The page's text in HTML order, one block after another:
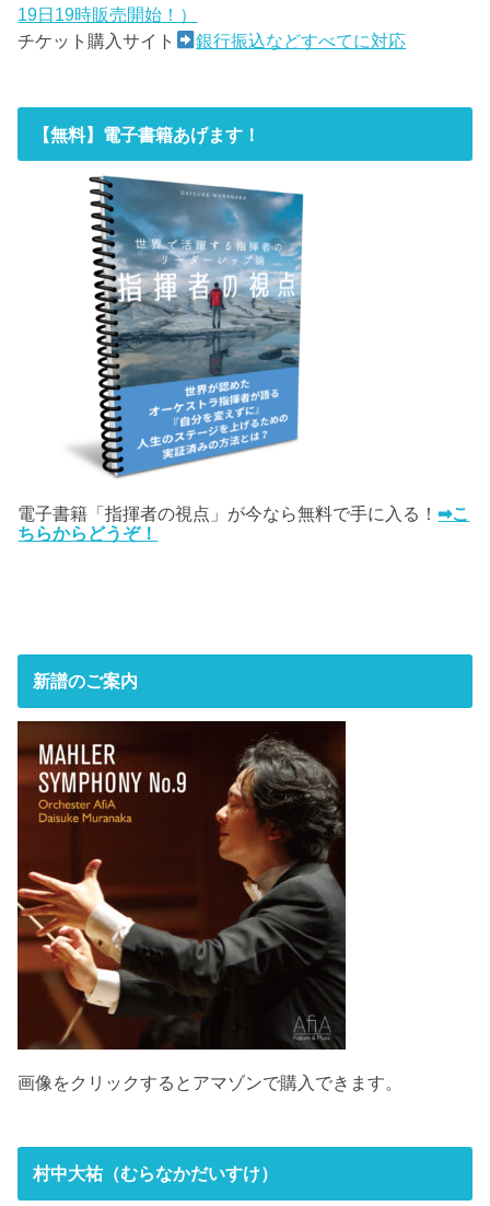
19日19時販売開始！）
チケット購入サイト
銀行振込などすべてに対応
【無料】電子書籍あげます！
電子書籍「指揮者の視点」が今なら無料で手に入る！ ➡こ
ちらからどうぞ！
新譜のご案内
画像をクリックするとアマゾンで購入できます。
村中大祐（むらなかだいすけ）